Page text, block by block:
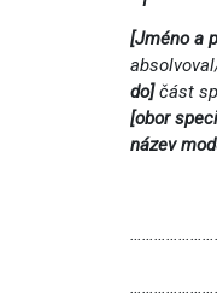
[Jméno a
do]část
[obor
název